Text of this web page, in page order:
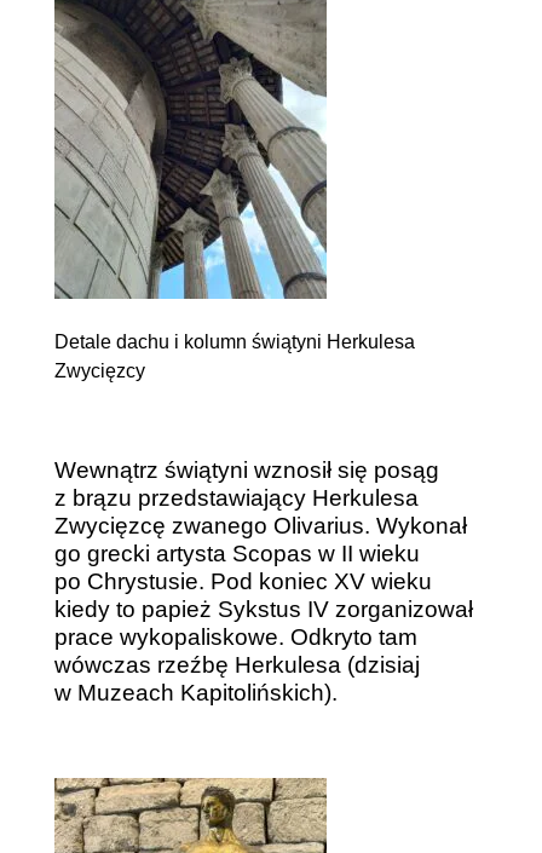
Detale dachu i kolumn świątyni Herkulesa
Zwycięzcy
Wewnątrz świątyni wznosił się posąg
z brązu przedstawiający Herkulesa
Zwycięzcę zwanego Olivarius. Wykonał
go grecki artysta Scopas w II wieku
po Chrystusie. Pod koniec XV wieku
kiedy to papież Sykstus IV zorganizował
prace wykopaliskowe. Odkryto tam
wówczas rzeźbę Herkulesa (dzisiaj
w Muzeach Kapitolińskich).